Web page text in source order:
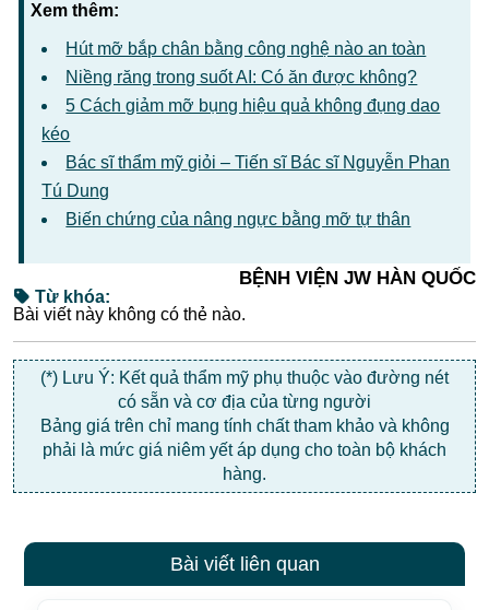
Xem thêm:
Hút mỡ bắp chân bằng công nghệ nào an toàn
Niềng răng trong suốt AI: Có ăn được không?
5 Cách giảm mỡ bụng hiệu quả không đụng dao
kéo
Bác sĩ thẩm mỹ giỏi – Tiến sĩ Bác sĩ Nguyễn Phan
Tú Dung
Biến chứng của nâng ngực bằng mỡ tự thân
BỆNH VIỆN JW HÀN QUỐC
Từ khóa:
Bài viết này không có thẻ nào.
(*) Lưu Ý: Kết quả thẩm mỹ phụ thuộc vào đường nét
có sẵn và cơ địa của từng người
Bảng giá trên chỉ mang tính chất tham khảo và không
phải là mức giá niêm yết áp dụng cho toàn bộ khách
hàng.
Bài viết liên quan